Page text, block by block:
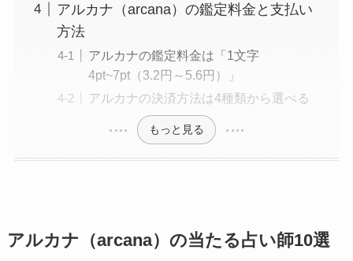
アルカナ（arcana）の鑑定料金と支払い
方法
アルカナの鑑定料金は「1文字
4pt~7pt（3.2円～5.6円）」
アルカナの決済方法は4種類から選べる
もっと見る
アルカナ（arcana）の当たる占い師10選